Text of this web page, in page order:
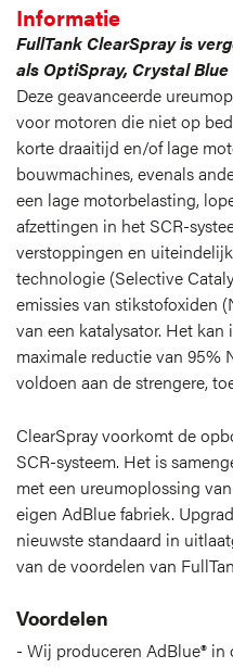
Informatie
FullTank ClearSpray is
als OptiSpray, Crystal Blue
Deze geavanceerde
voor motoren die niet op
korte draaitijd en/of lage
bouwmachines, evenals
een lage motorbelasting,
afzettingen in het SCR-
verstoppingen en
technologie (Selective
emissies van stikstofoxiden
van een katalysator. Het
maximale reductie van 95%
voldoen aan de strengere,
ClearSpray voorkomt de
SCR-systeem. Het is
met een ureumoplossing
eigen AdBlue fabriek.
nieuwste standaard in
van de voordelen van
Voordelen
Wij produceren AdBlue®